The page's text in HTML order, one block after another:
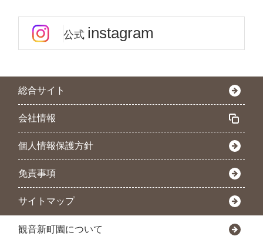
公式 instagram
総合サイト
会社情報
個人情報保護方針
免責事項
サイトマップ
観音新町園について